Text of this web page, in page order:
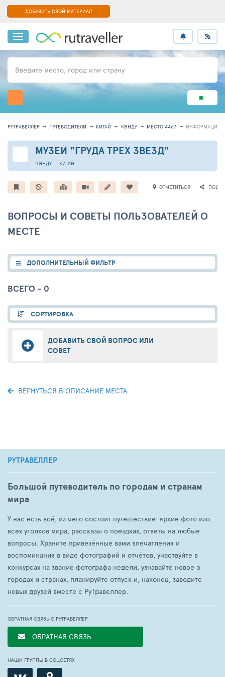
ДОБАВИТЬ СВОЙ МАТЕРИАЛ
Введите место, город или страну
РУТРАВЕЛЛЕР ПУТЕВОДИТЕЛИ КИТАЙ ЧЭНДУ МЕСТО 4467 ИНФОРМАЦИЯ
МУЗЕЙ "ГРУДА ТРЕХ ЗВЕЗД"
КИТАЙ
ЧЭНДУ
ОТМЕТИТЬСЯ
ВОПРОСЫ И СОВЕТЫ ПОЛЬЗОВАТЕЛЕЙ О
МЕСТЕ
ДОПОЛНИТЕЛЬНЫЙ ФИЛЬТР
ВСЕГО - 0
СОРТИРОВКА
ДОБАВИТЬ СВОЙ ВОПРОС ИЛИ
СОВЕТ
ВЕРНУТЬСЯ В ОПИСАНИЕ МЕСТА
РУТРАВЕЛЛЕР
Большой путеводитель по городам и странам
мира
У нас есть всё, из чего состоит путешествие: яркие фото изо
всех уголков мира, рассказы о поездках, ответы на любые
вопросы. Храните привезённые вами впечатления и
воспоминания в виде фотографий и отчётов, участвуйте в
конкурсах на звание фотографа недели, узнавайте новое о
городах и странах, планируйте отпуск и, наконец, заводите
новых друзей вместе с РуТравеллер.
ОБРАТНАЯ СВЯЗЬ С РУТРАВЕЛЛЕР
ОБРАТНАЯ СВЯЗЬ
НАШИ ГРУППЫ В СОЦСЕТЯХ